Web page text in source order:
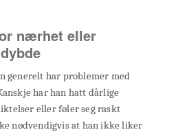
nærhet eller
generelt har problemer med
har han hatt dårlige
eller føler seg raskt
nødvendigvis at han ikke liker